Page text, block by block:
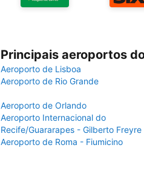
Principais aeroportos
Aeroporto de Lisboa
Aeroporto de Rio Grande
Aeroporto de Orlando
Aeroporto Internacional do
Recife/Guararapes - Gilberto Freyre
Aeroporto de Roma - Fiumicino